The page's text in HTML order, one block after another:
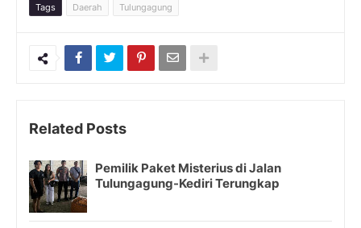
Tags Daerah Tulungagung
Related Posts
Pemilik Paket Misterius di Jalan
Tulungagung-Kediri Terungkap